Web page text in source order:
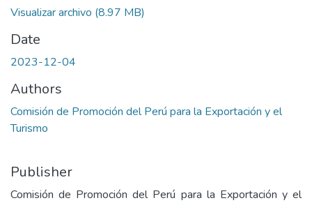
Visualizar archivo (8.97 MB)
Date
2023-12-04
Authors
Comisión de Promoción del Perú para la Exportación y el
Turismo
Publisher
Comisión de Promoción del Perú para la Exportación y el